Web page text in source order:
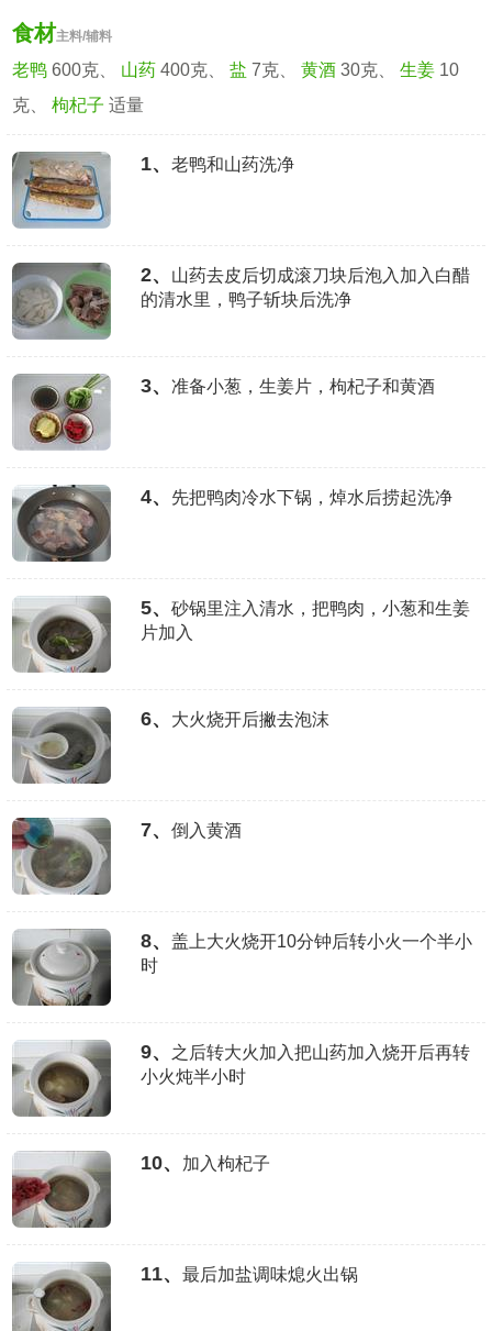
食材主料/辅料
老鸭 600克、 山药 400克、盐 7克、黄酒 30克、生姜 10
克、枸杞子 适量
1、 老鸭和山药洗净
2、
山药去皮后切成滚刀块后泡入加入白醋
的清水里，鸭子斩块后洗净
3、 准备小葱，生姜片，枸杞子和黄酒
4、 先把鸭肉冷水下锅，焯水后捞起洗净
5、
砂锅里注入清水，把鸭肉，小葱和生姜
片加入
6、 大火烧开后撇去泡沫
7、 倒入黄酒
8、
盖上大火烧开10分钟后转小火一个半小
时
9、
之后转大火加入把山药加入烧开后再转
小火炖半小时
10、 加入枸杞子
11、 最后加盐调味熄火出锅